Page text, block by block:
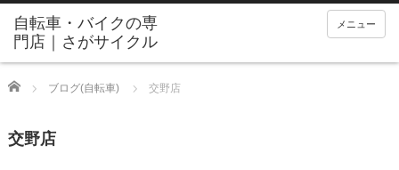
メニュー
Home ブログ(自転車) 交野店
交野店